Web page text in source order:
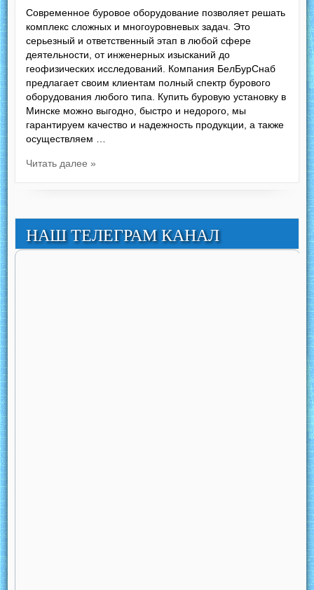
Современное буровое оборудование позволяет решать
комплекс сложных и многоуровневых задач. Это
серьезный и ответственный этап в любой сфере
деятельности, от инженерных изысканий до
геофизических исследований. Компания БелБурСнаб
предлагает своим клиентам полный спектр бурового
оборудования любого типа. Купить буровую установку в
Минске можно выгодно, быстро и недорого, мы
гарантируем качество и надежность продукции, а также
осуществляем …
Читать далее »
НАШ ТЕЛЕГРАМ КАНАЛ